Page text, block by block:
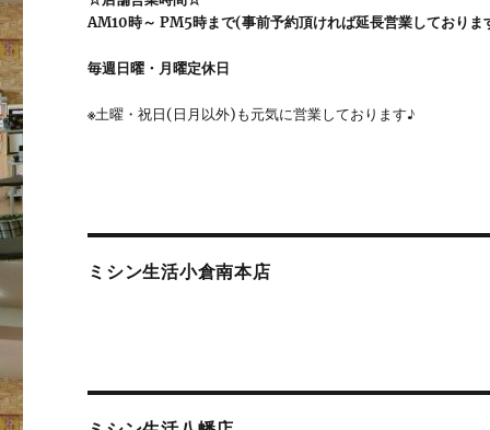
AM10時～ PM5時まで(事前予約頂ければ延長営業しておりま
毎週日曜・月曜定休日
※土曜・祝日(日月以外)も元気に営業しております♪
ミシン生活小倉南本店